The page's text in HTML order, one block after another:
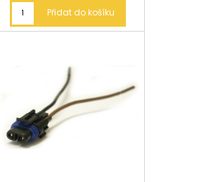
Přidat do košíku